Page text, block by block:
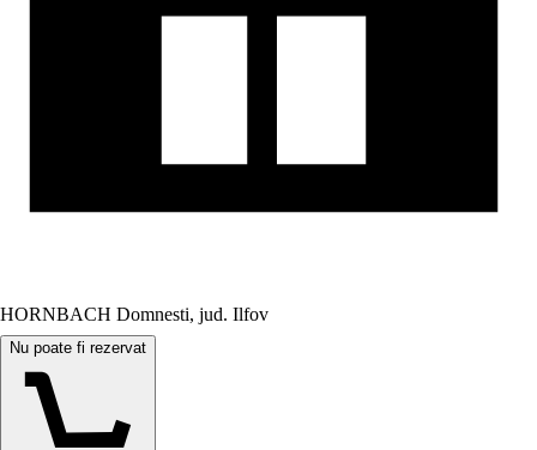
HORNBACH Domnesti, jud. Ilfov
Nu poate fi rezervat